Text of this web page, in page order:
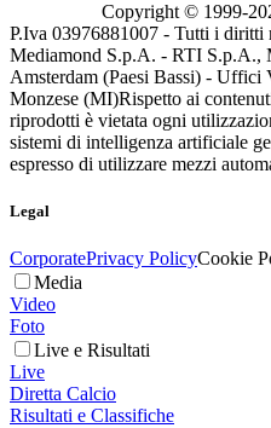
Copyright © 1999-
P.Iva 03976881007 - Tutti i diritti
Mediamond S.p.A. - RTI S.p.A.,
Amsterdam (Paesi Bassi) -
Monzese (MI)Rispetto ai
riprodotti è vietata ogni
sistemi di intelligenza artificiale
espresso di utilizzare mezzi
Legal
CorporatePrivacy PolicyCookie
Media
Video
Foto
Live e Risultati
Live
Diretta Calcio
Risultati e Classifiche